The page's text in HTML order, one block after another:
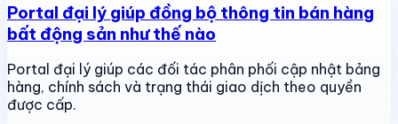
Portal đại lý giúp đồng bộ thông tin bán hàng
bất động sản như thế nào
Portal đại lý giúp các đối tác phân phối cập nhật bảng
hàng, chính sách và trạng thái giao dịch theo quyền
được cấp.